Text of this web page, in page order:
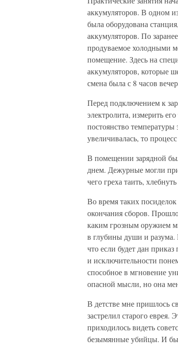
аккумуляторов. В одном
была оборудована
аккумуляторов. По
продуваемое холодными
помещение. Здесь на
аккумуляторов, которые
смена была с 8 часов
Перед подключением к
электролита, измерить
постоянство температуры
увеличивалась, то
В помещении зарядной
днем. Дежурные могли
чего греха таить,
Во время таких
окончания сборов.
каким грозным оружием
в глубины души и разума.
что если будет дан
и исключительности
способное в мгновение
опасной мысли, но она
В детстве мне пришлось
застрелил старого еврея.
приходилось видеть
безымянные убийцы. И